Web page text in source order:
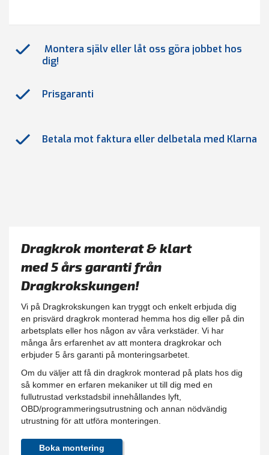
Montera själv eller låt oss göra jobbet hos
dig!
Prisgaranti
Betala mot faktura eller delbetala med Klarna
Dragkrok monterat & klart
med 5 års garanti från
Dragkrokskungen!
Vi på Dragkrokskungen kan tryggt och enkelt erbjuda dig
en prisvärd dragkrok monterad hemma hos dig eller på din
arbetsplats eller hos någon av våra verkstäder. Vi har
många års erfarenhet av att montera dragkrokar och
erbjuder 5 års garanti på monteringsarbetet.
Om du väljer att få din dragkrok monterad på plats hos dig
så kommer en erfaren mekaniker ut till dig med en
fullutrustad verkstadsbil innehållandes lyft,
OBD/programmeringsutrustning och annan nödvändig
utrustning för att utföra monteringen.
Boka montering